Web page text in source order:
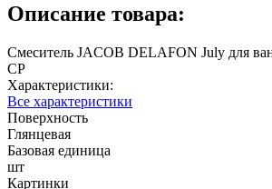
Описание товара:
Смеситель JACOB DELAFON July для
CP
Характеристики:
Все характеристики
Поверхность
Глянцевая
Базовая единица
шт
Картинки